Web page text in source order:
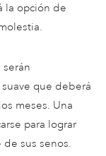
la opción de
que deberá
meses. Una
para lograr
sus senos.